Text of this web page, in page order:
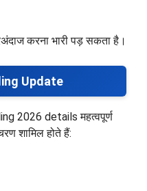
करना भारी पड़ सकता है।
Update
2026 details महत्वपूर्ण
शामिल होते हैं: